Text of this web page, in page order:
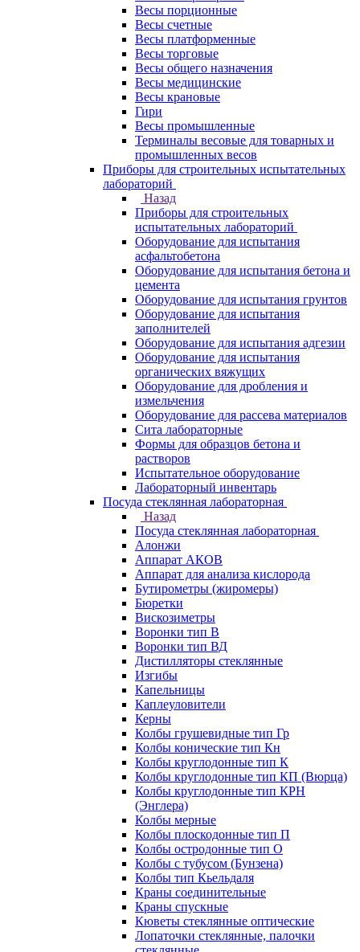
Весы порционные
Весы счетные
Весы платформенные
Весы торговые
Весы общего назначения
Весы медицинские
Весы крановые
Гири
Весы промышленные
Терминалы весовые для товарных и
промышленных весов
Приборы для строительных испытательных
лабораторий
Назад
Приборы для строительных
испытательных лабораторий
Оборудование для испытания
асфальтобетона
Оборудование для испытания бетона и
цемента
Оборудование для испытания грунтов
Оборудование для испытания
заполнителей
Оборудование для испытания адгезии
Оборудование для испытания
органических вяжущих
Оборудование для дробления и
измельчения
Оборудование для рассева материалов
Сита лабораторные
Формы для образцов бетона и
растворов
Испытательное оборудование
Лабораторный инвентарь
Посуда стеклянная лабораторная
Назад
Посуда стеклянная лабораторная
Алонжи
Аппарат АКОВ
Аппарат для анализа кислорода
Бутирометры (жиромеры)
Бюретки
Вискозиметры
Воронки тип В
Воронки тип ВД
Дистилляторы стеклянные
Изгибы
Капельницы
Каплеуловители
Керны
Колбы грушевидные тип Гр
Колбы конические тип Кн
Колбы круглодонные тип К
Колбы круглодонные тип КП (Вюрца)
Колбы круглодонные тип КРН
(Энглера)
Колбы мерные
Колбы плоскодонные тип П
Колбы остродонные тип О
Колбы с тубусом (Бунзена)
Колбы тип Кьельдаля
Краны соединительные
Краны спускные
Кюветы стеклянные оптические
Лопаточки стеклянные, палочки